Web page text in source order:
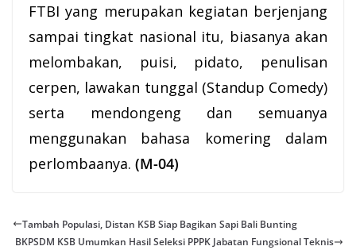
FTBI yang merupakan kegiatan berjenjang
sampai tingkat nasional itu, biasanya akan
melombakan, puisi, pidato, penulisan
cerpen, lawakan tunggal (Standup Comedy)
serta mendongeng dan semuanya
menggunakan bahasa komering dalam
perlombaanya. (M-04)
Tambah Populasi, Distan KSB Siap Bagikan Sapi Bali Bunting
BKPSDM KSB Umumkan Hasil Seleksi PPPK Jabatan Fungsional Teknis